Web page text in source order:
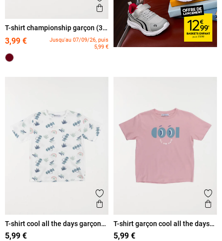
Ajouter aux favoris
Aperçu rapide
T-shirt championship garçon (3-
3,99 €
Jusqu'au 07/09/26, puis
5,99 €
Ajouter aux favoris
Aperçu rapide
T-shirt cool all the days garçon
(3-12A)
5,99 €
T-shirt garçon cool all the days
(3-12A)
5,99 €